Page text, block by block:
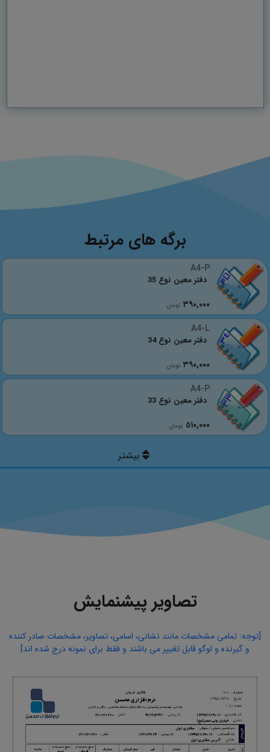
برگه های مرتبط
A4-P
٣٩٠,٠٠٠ تومان
دفتر معین نوع 35
A4-L
٣٩٠,٠٠٠ تومان
دفتر معین نوع 34
A4-P
٥١٠,٠٠٠ تومان
دفتر معین نوع 33
تصاویر پیشنمایش
[توجه: تمامی مشخصات مانند نشانی، اسامی، تصاویر، مشخصات صادر کننده
و گیرنده و لوگو قابل تغییر می باشند و فقط برای نمونه درج شده اند]